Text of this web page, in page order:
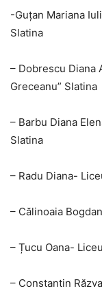
-Guțan Mariana
Slatina
– Dobrescu Diana
Greceanu” Slatina
– Barbu Diana
Slatina
– Radu Diana-
– Călinoaia
– Țucu Oana-
– Constantin